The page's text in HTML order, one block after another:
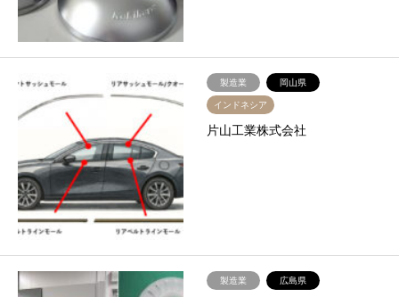
製造業 岡山県
インドネシア
片山工業株式会社
製造業 広島県